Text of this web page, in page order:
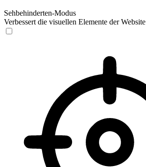
Sehbehinderten-Modus
Verbessert die visuellen Elemente der Website